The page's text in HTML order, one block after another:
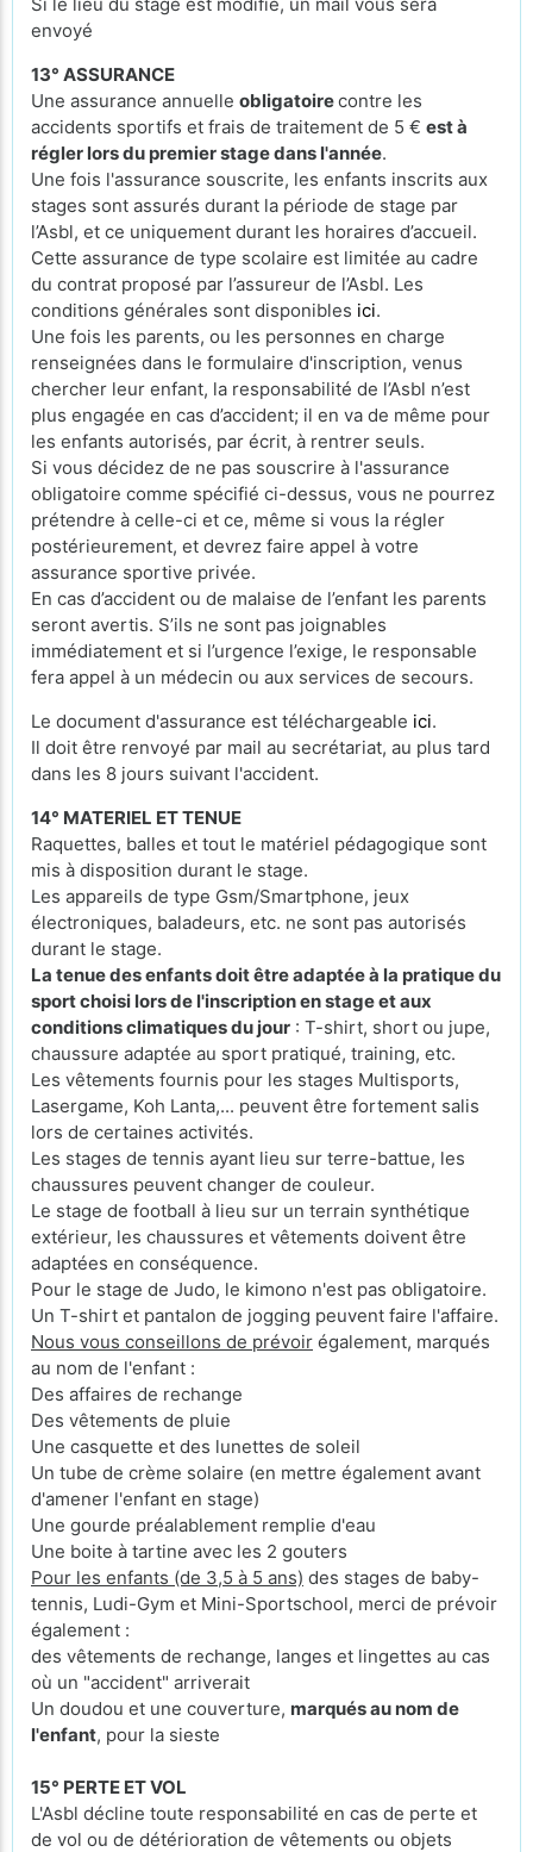
envoyé
13° ASSURANCE
Une assurance annuelle obligatoirecontre les
accidents sportifs et frais de traitement de 5 € est à
régler lors du premier stage dans l'année.
Une fois l'assurance souscrite, les enfants inscrits aux
stages sont assurés durant la période de stage par
l’Asbl, et ce uniquement durant les horaires d’accueil.
Cette assurance de type scolaire est limitée au cadre
du contrat proposé par l’assureur de l’Asbl. Les
conditions générales sont disponibles ici.
Une fois les parents, ou les personnes en charge
renseignées dans le formulaire d'inscription, venus
chercher leur enfant, la responsabilité de l’Asbl n’est
plus engagée en cas d’accident; il en va de même pour
les enfants autorisés, par écrit, à rentrer seuls.
Si vous décidez de ne pas souscrire à l'assurance
obligatoire comme spécifié ci-dessus, vous ne pourrez
prétendre à celle-ci et ce, même si vous la régler
postérieurement, et devrez faire appel à votre
assurance sportive privée.
En cas d’accident ou de malaise de l’enfant les parents
seront avertis. S’ils ne sont pas joignables
immédiatement et si l’urgence l’exige, le responsable
fera appel à un médecin ou aux services de secours.
Le document d'assurance est téléchargeable ici.
Il doit être renvoyé par mail au secrétariat, au plus tard
dans les 8 jours suivant l'accident.
14° MATERIEL ET TENUE
Raquettes, balles et tout le matériel pédagogique sont
mis à disposition durant le stage.
Les appareils de type Gsm/Smartphone, jeux
électroniques, baladeurs, etc. ne sont pas autorisés
durant le stage.
La tenue des enfants doit être adaptée à la pratique du
sport choisi lors de l'inscription en stage et aux
conditions climatiques du jour : T-shirt, short ou jupe,
chaussure adaptée au sport pratiqué, training, etc.
Les vêtements fournis pour les stages Multisports,
Lasergame, Koh Lanta,... peuvent être fortement salis
lors de certaines activités.
Les stages de tennis ayant lieu sur terre-battue, les
chaussures peuvent changer de couleur.
Le stage de football à lieu sur un terrain synthétique
extérieur, les chaussures et vêtements doivent être
adaptées en conséquence.
Pour le stage de Judo, le kimono n'est pas obligatoire.
Un T-shirt et pantalon de jogging peuvent faire l'affaire.
Nous vous conseillons de prévoir également, marqués
au nom de l'enfant :
Des affaires de rechange
Des vêtements de pluie
Une casquette et des lunettes de soleil
Un tube de crème solaire (en mettre également avant
d'amener l'enfant en stage)
Une gourde préalablement remplie d'eau
Une boite à tartine avec les 2 gouters
Pour les enfants (de 3,5 à 5 ans) des stages de baby-
tennis, Ludi-Gym et Mini-Sportschool, merci de prévoir
également :
des vêtements de rechange, langes et lingettes au cas
où un "accident" arriverait
Un doudou et une couverture, marqués au nom de
l'enfant, pour la sieste
15° PERTE ET VOL
L'Asbl décline toute responsabilité en cas de perte et
de vol ou de détérioration de vêtements ou objets